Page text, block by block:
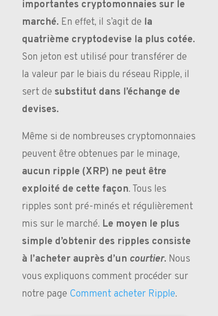
importantes cryptomonnaies sur le
marché. En effet, il s’agit de la
quatrième cryptodevise la plus cotée.
Son jeton est utilisé pour transférer de
la valeur par le biais du réseau Ripple, il
sert de substitut dans l’échange de
devises.
Même si de nombreuses cryptomonnaies
peuvent être obtenues par le minage,
aucun ripple (XRP) ne peut être
exploité de cette façon. Tous les
ripples sont pré-minés et régulièrement
mis sur le marché. Le moyen le plus
simple d’obtenir des ripples consiste
à l’acheter auprès d’un courtier. Nous
vous expliquons comment procéder sur
notre page Comment acheter Ripple.